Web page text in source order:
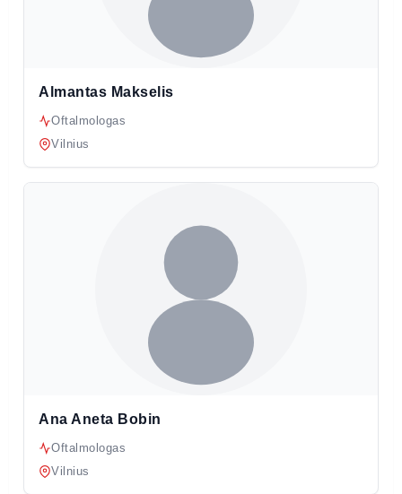
Almantas Makselis
Oftalmologas
Vilnius
Ana Aneta Bobin
Oftalmologas
Vilnius